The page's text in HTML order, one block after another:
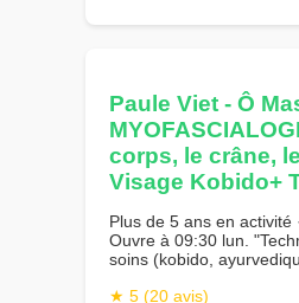
Paule Viet - Ô
corps, le crâne,
Visage Kobido+
Plus de 5 ans en activité
Ouvre à 09:30 lun.
soins (kobido,
★ 5 (20 avis)